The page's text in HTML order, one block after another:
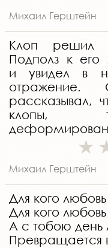
Михаил Герштейн
Клоп решил
Подполз к его
и увидел в
рассказывал,
клопы,
Михаил Герштейн
Для кого
Для кого
А с тобою день
Превращается